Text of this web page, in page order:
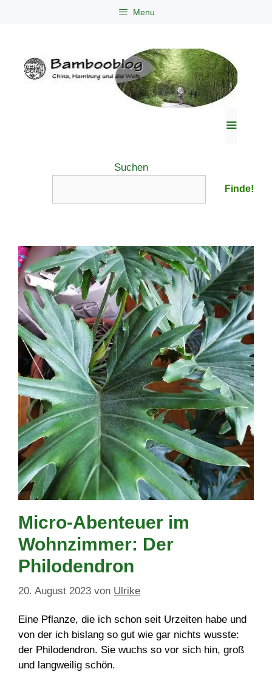
Menu
Suchen
Finde!
Micro-Abenteuer im
Wohnzimmer: Der
Philodendron
20. August 2023 von Ulrike
Eine Pflanze, die ich schon seit Urzeiten habe und
von der ich bislang so gut wie gar nichts wusste:
der Philodendron. Sie wuchs so vor sich hin, groß
und langweilig schön.